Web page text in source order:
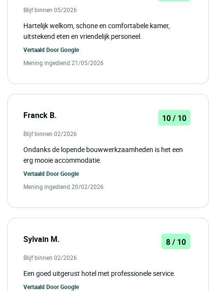
Blijf binnen 05/2026
Hartelijk welkom, schone en comfortabele kamer,
uitstekend eten en vriendelijk personeel.
Vertaald DoorGoogle
Mening ingediend 21/05/2026
Franck B. 10 / 10
Blijf binnen 02/2026
Ondanks de lopende bouwwerkzaamheden is het een
erg mooie accommodatie.
Vertaald DoorGoogle
Mening ingediend 20/02/2026
Sylvain M. 8 / 10
Blijf binnen 02/2026
Een goed uitgerust hotel met professionele service.
Vertaald DoorGoogle